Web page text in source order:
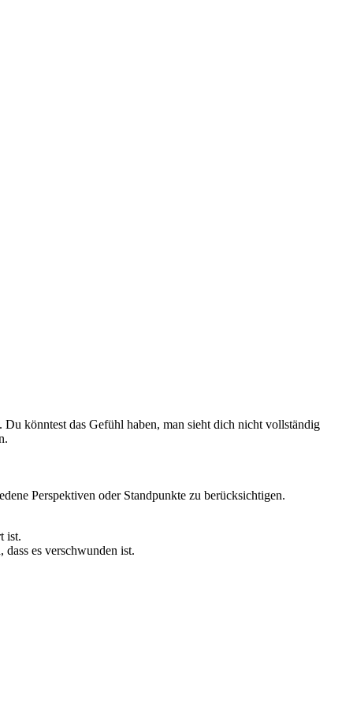
könntest das Gefühl haben, man sieht dich nicht vollständig
Perspektiven oder Standpunkte zu berücksichtigen.
ist.
es verschwunden ist.